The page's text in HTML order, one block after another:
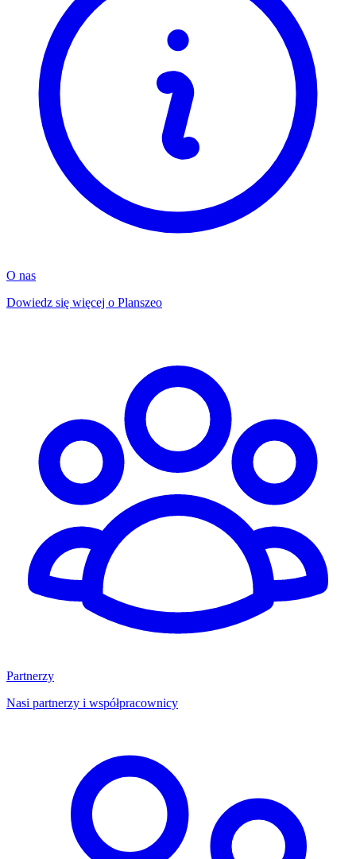
O nas
Dowiedz się więcej o Planszeo
Partnerzy
Nasi partnerzy i współpracownicy